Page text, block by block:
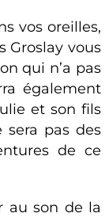
vos oreilles,
Groslay vous
qui n’a pas
également
et son fils
pas des
de ce
au son de la